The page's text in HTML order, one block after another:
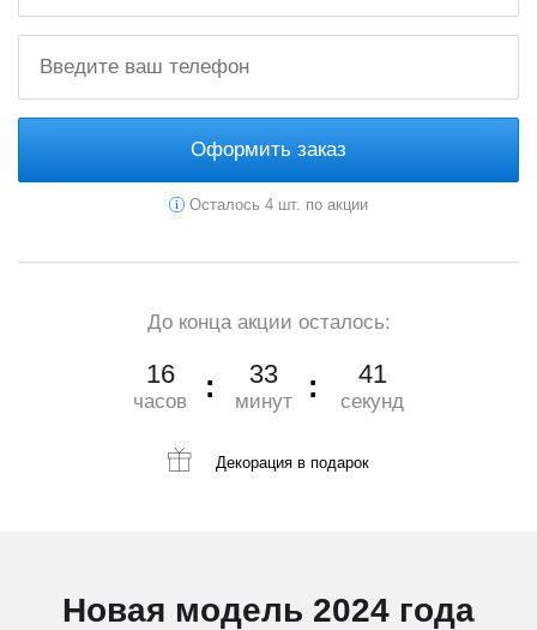
Оформить заказ
Осталось 4 шт. по акции
До конца акции осталось:
16
часов
33
минут
40
секунд
Декорация в подарок
Новая модель 2024 года